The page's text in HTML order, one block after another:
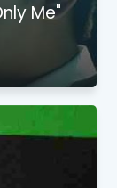
Me"